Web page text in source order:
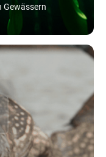
Gewässern